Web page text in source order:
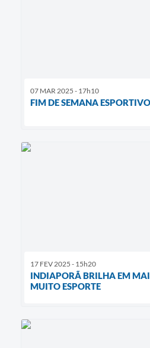
07 MAR 2025 - 17h10
FIM DE SEMANA
17 FEV 2025 - 15h20
INDIAPORÃ BRILHA EM
MUITO ESPORTE